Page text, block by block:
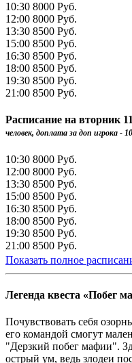
10:30 8000 Руб.
12:00 8000 Руб.
13:30 8500 Руб.
15:00 8500 Руб.
16:30 8500 Руб.
18:00 8500 Руб.
19:30 8500 Руб.
21:00 8500 Руб.
Расписание на вторник
человек, доплата за доп игрока -
10:30 8000 Руб.
12:00 8000 Руб.
13:30 8500 Руб.
15:00 8500 Руб.
16:30 8500 Руб.
18:00 8500 Руб.
19:30 8500 Руб.
21:00 8500 Руб.
Показать полное
Легенда квеста «Побег
Почувствовать себя
его командой смогут
"Дерзкий побег мафии".
острый ум, ведь злодеи